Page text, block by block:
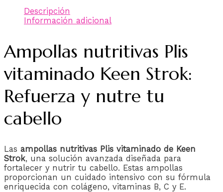
Descripción
Información adicional
Ampollas nutritivas Plis
vitaminado Keen Strok:
Refuerza y nutre tu
cabello
Las ampollas nutritivas Plis vitaminado de Keen
Strok, una solución avanzada diseñada para
fortalecer y nutrir tu cabello. Estas ampollas
proporcionan un cuidado intensivo con su fórmula
enriquecida con colágeno, vitaminas B, C y E.